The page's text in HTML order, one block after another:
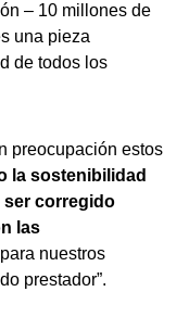
– 10 millones de
una pieza
de todos los
preocupación estos
la sostenibilidad
ser corregido
las
nuestros
prestador”.